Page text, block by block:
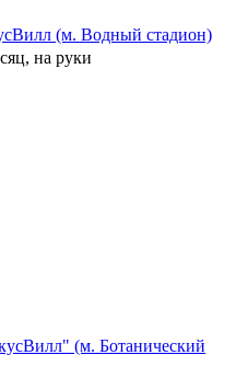
(м. Водный стадион)
на руки
(м. Ботанический